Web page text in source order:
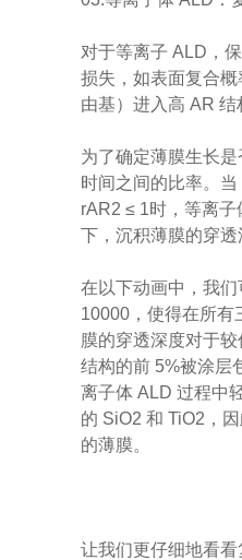
对于等离子 ALD，
损失，如表面复合
由基）进入高 AR
为了确定薄膜生长
时间之间的比率。
rAR2 ≤ 1时，等离
下，沉积薄膜的穿
在以下动画中，我
10000，使得在所有
膜的穿透深度对于
结构的前 5%被涂层
离子体 ALD 过程中
的 SiO2 和 TiO2，
的薄膜。
让我们更仔细地看